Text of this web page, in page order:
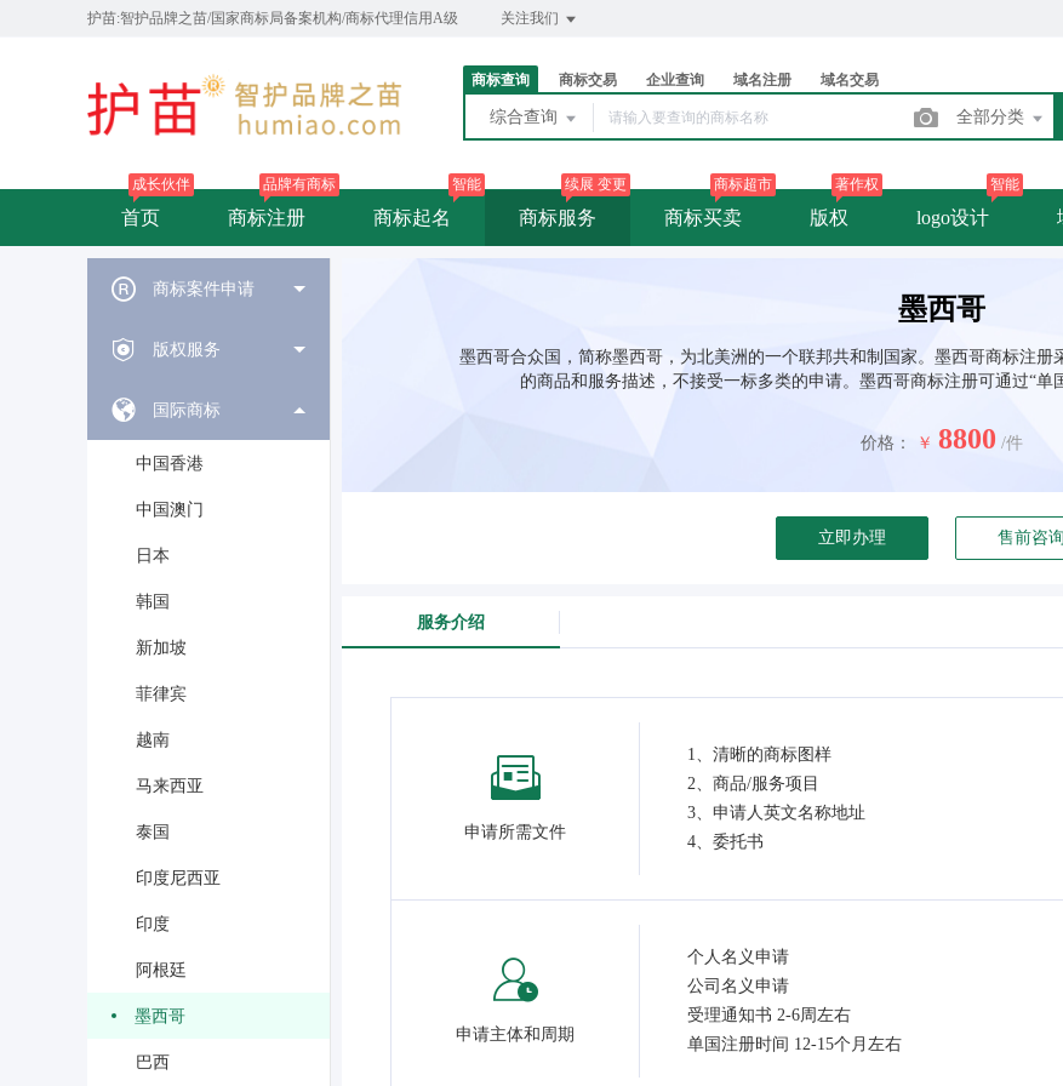
护苗:智护品牌之苗/国家商标局备案机构/商标代理信用A级 关注我们
商标查询 商标交易 企业查询 域名注册 域名交易
综合查询 全部分类
首页
成长伙伴
商标注册
品牌有商标
商标起名
智能
商标服务
续展 变更
商标买卖
商标超市
版权
著作权
logo设计
智能
商标案件申请
版权服务
国际商标
中国香港
中国澳门
日本
韩国
新加坡
菲律宾
越南
马来西亚
泰国
印度尼西亚
印度
阿根廷
墨西哥
巴西
墨西哥
墨西哥合众国，简称墨西哥，为北美洲的一个联邦共和制国家。墨西哥商标注册
的商品和服务描述，不接受一标多类的申请。墨西哥商标注册可通过“单
价格： ￥ 8800 /件
立即办理 售前咨询
服务介绍
申请所需文件
1、清晰的商标图样
2、商品/服务项目
3、申请人英文名称地址
4、委托书
申请主体和周期
个人名义申请
公司名义申请
受理通知书 2-6周左右
单国注册时间 12-15个月左右